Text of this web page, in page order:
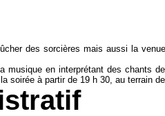
des sorcières mais aussi la
en interprétant des chants
soirée à partir de 19 h 30, au terrain